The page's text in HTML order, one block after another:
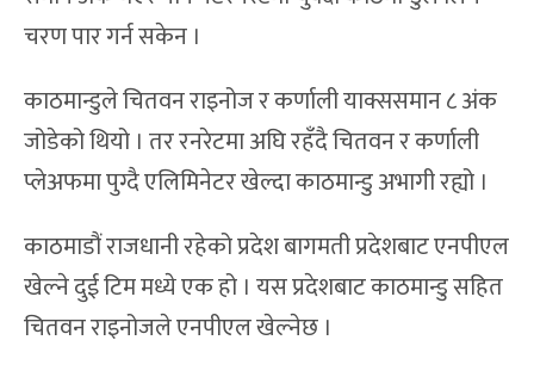
चरण पार गर्न सकेन ।
काठमान्डुले चितवन राइनोज र कर्णाली याक्ससमान ८ अंक
जोडेको थियो । तर रनरेटमा अघि रहँदै चितवन र कर्णाली
प्लेअफमा पुग्दै एलिमिनेटर खेल्दा काठमान्डु अभागी रह्यो ।
काठमाडौं राजधानी रहेको प्रदेश बागमती प्रदेशबाट एनपीएल
खेल्ने दुई टिम मध्ये एक हो । यस प्रदेशबाट काठमान्डु सहित
चितवन राइनोजले एनपीएल खेल्नेछ ।